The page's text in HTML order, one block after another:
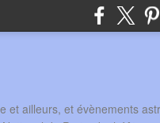
et ailleurs, et évènements